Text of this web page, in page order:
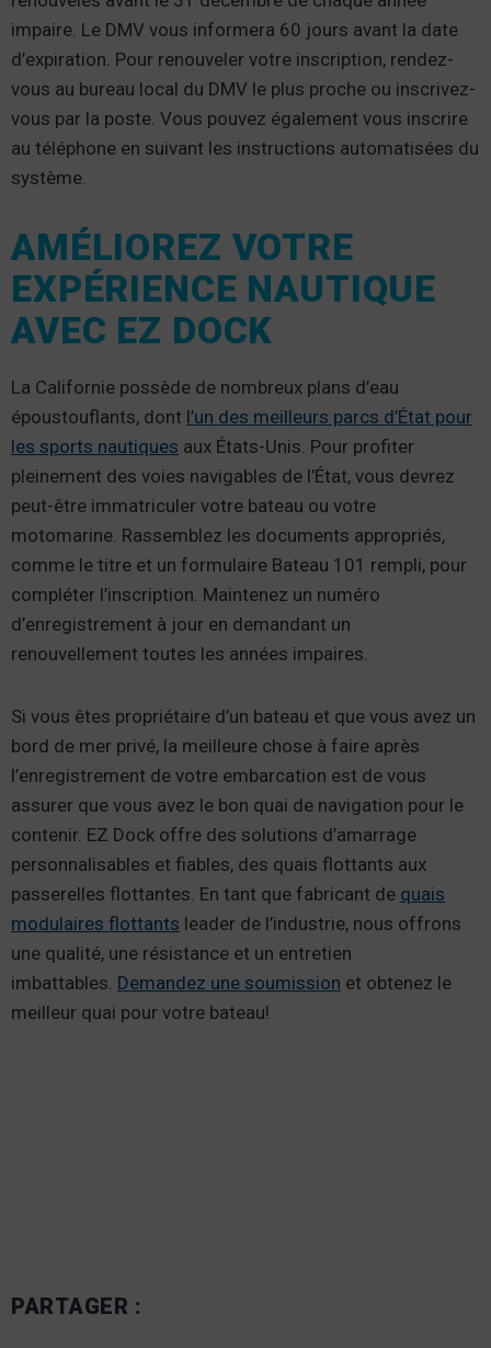
impaire. Le DMV vous informera 60 jours avant la date
d’expiration. Pour renouveler votre inscription, rendez-
vous au bureau local du DMV le plus proche ou inscrivez-
vous par la poste. Vous pouvez également vous inscrire
au téléphone en suivant les instructions automatisées du
système.
AMÉLIOREZ VOTRE
EXPÉRIENCE NAUTIQUE
AVEC EZ DOCK
La Californie possède de nombreux plans d’eau
époustouflants, dont l’un des meilleurs parcs d’État pour
les sports nautiques aux États-Unis. Pour profiter
pleinement des voies navigables de l’État, vous devrez
peut-être immatriculer votre bateau ou votre
motomarine. Rassemblez les documents appropriés,
comme le titre et un formulaire Bateau 101 rempli, pour
compléter l’inscription. Maintenez un numéro
d’enregistrement à jour en demandant un
renouvellement toutes les années impaires.
Si vous êtes propriétaire d’un bateau et que vous avez un
bord de mer privé, la meilleure chose à faire après
l’enregistrement de votre embarcation est de vous
assurer que vous avez le bon quai de navigation pour le
contenir. EZ Dock offre des solutions d’amarrage
personnalisables et fiables, des quais flottants aux
passerelles flottantes. En tant que fabricant de quais
modulaires flottants leader de l’industrie, nous offrons
une qualité, une résistance et un entretien
imbattables. Demandez une soumission et obtenez le
meilleur quai pour votre bateau!
PARTAGER :